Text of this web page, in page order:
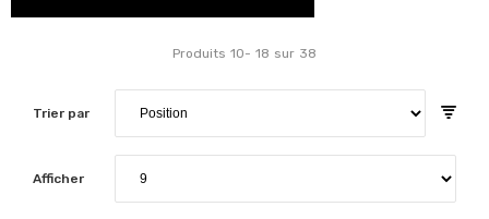
Trier par
Produits 10- 18 sur 38
Afficher